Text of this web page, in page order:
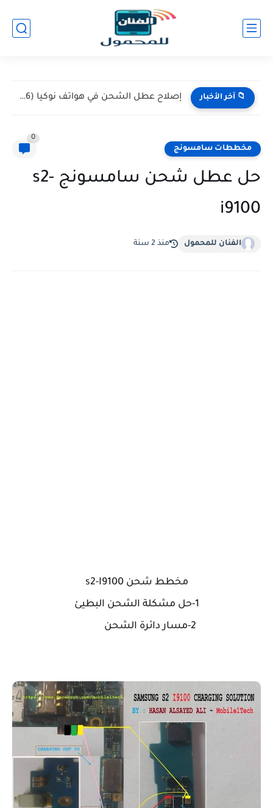
📁 آخر الأخبار إصلاح عطل الشحن في هواتف نوكيا (Nokia 105 / 106)...
مخططات سامسونج
0
حل عطل شحن سامسونج s2-
i9100
الفنان للمحمول منذ 2 سنة
مخطط شحن s2-I9100
1-حل مشكلة الشحن البطيئ
2-مسار دائرة الشحن